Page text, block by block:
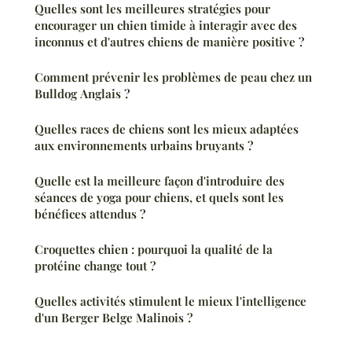
Quelles sont les meilleures stratégies pour
encourager un chien timide à interagir avec des
inconnus et d'autres chiens de manière positive ?
Comment prévenir les problèmes de peau chez un
Bulldog Anglais ?
Quelles races de chiens sont les mieux adaptées
aux environnements urbains bruyants ?
Quelle est la meilleure façon d'introduire des
séances de yoga pour chiens, et quels sont les
bénéfices attendus ?
Croquettes chien : pourquoi la qualité de la
protéine change tout ?
Quelles activités stimulent le mieux l'intelligence
d'un Berger Belge Malinois ?